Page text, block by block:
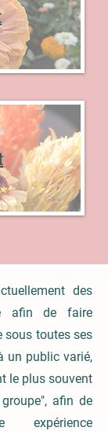
des
afin de faire
sous toutes ses
un public varié,
le plus souvent
afin de